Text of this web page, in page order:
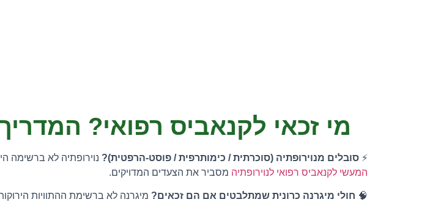
מי זכאי לקנאביס רפואי? המדריך
⚡ סובלים מנוירופתיה (סוכרתית / כימותרפית / פוסט-הרפטית)? נוירופתיה לא ברשימה הישירה של נוהל 106, אבל יש דרך
המעשי לקנאביס רפואי לנוירופתיה מסביר את הצעדים המדויקים.
🧠 חולי מיגרנה כרונית שמתלבטים אם הם זכאים? מיגרנה לא ברשימת ההתוויות